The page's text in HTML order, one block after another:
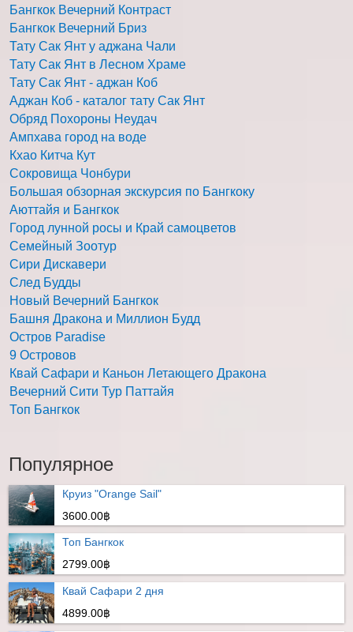
Бангкок Вечерний Контраст
Бангкок Вечерний Бриз
Тату Сак Янт у аджана Чали
Тату Сак Янт в Лесном Храме
Тату Сак Янт - аджан Коб
Аджан Коб - каталог тату Сак Янт
Обряд Похороны Неудач
Ампхава город на воде
Кхао Китча Кут
Сокровища Чонбури
Большая обзорная экскурсия по Бангкоку
Аюттайя и Бангкок
Город лунной росы и Край самоцветов
Семейный Зоотур
Сири Дискавери
След Будды
Новый Вечерний Бангкок
Башня Дракона и Миллион Будд
Остров Paradise
9 Островов
Квай Сафари и Каньон Летающего Дракона
Вечерний Сити Тур Паттайя
Топ Бангкок
Популярное
Круиз "Orange Sail"
3600.00฿
Топ Бангкок
2799.00฿
Квай Сафари 2 дня
4899.00฿